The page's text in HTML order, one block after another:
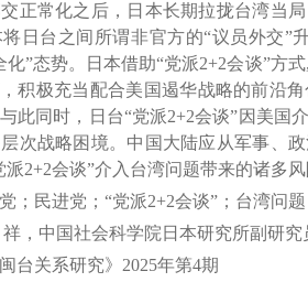
交正常化之后，日本长期拉拢台湾当
日台之间所谓非官方的“议员外交”
化”态势。日本借助“党派2+2会谈”方
积极充当配合美国遏华战略的前沿
此同时，日台“党派2+2会谈”因美国
次战略困境。中国大陆应从军事、
派2+2会谈”介入台湾问题带来的诸多
；民进党；“党派2+2会谈”；台湾问
祥，中国社会科学院日本研究所副研究
闽台关系研究》2025年第4期